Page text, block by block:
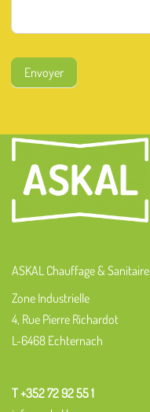
Envoyer
ASKAL Chauffage & Sanitaire
Zone Industrielle
4, Rue Pierre Richardot
L-6468 Echternach
T +352 72 92 55 1